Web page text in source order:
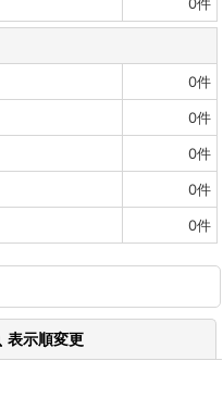
0件
0件
0件
0件
0件
表示順変更